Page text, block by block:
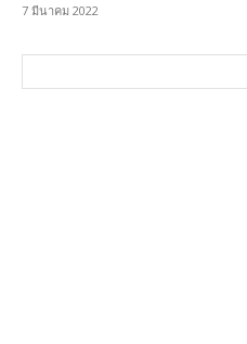
7 มีนาคม 2022